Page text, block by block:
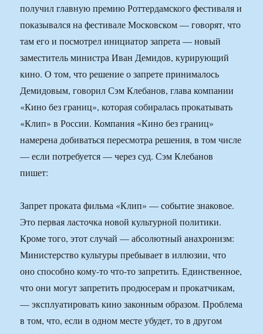
получил главную премию Роттердамского фестиваля и
показывался на фестивале Московском — говорят, что
там его и посмотрел инициатор запрета — новый
заместитель министра Иван Демидов, курирующий
кино. О том, что решение о запрете принималось
Демидовым, говорил Сэм Клебанов, глава компании
«Кино без границ», которая собиралась прокатывать
«Клип» в России. Компания «Кино без границ»
намерена добиваться пересмотра решения, в том числе
— если потребуется — через суд. Сэм Клебанов
пишет:
Запрет проката фильма «Клип» — событие знаковое.
Это первая ласточка новой культурной политики.
Кроме того, этот случай — абсолютный анахронизм:
Министерство культуры пребывает в иллюзии, что
оно способно кому-то что-то запретить. Единственное,
что они могут запретить продюсерам и прокатчикам,
— эксплуатировать кино законным образом. Проблема
в том, что, если в одном месте убудет, то в другом